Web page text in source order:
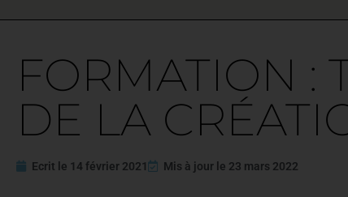
FORMATION :
DE LA
Ecrit le 14 février 2021 Mis à jour le 23 mars 2022